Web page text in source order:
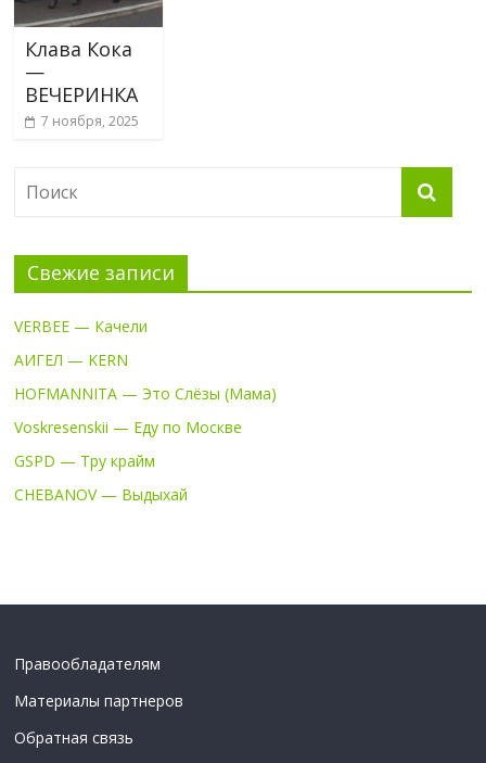
Клава Кока
—
ВЕЧЕРИНКА
7 ноября, 2025
Свежие записи
VERBEE — Качели
АИГЕЛ — KERN
HOFMANNITA — Это Слёзы (Мама)
Voskresenskii — Еду по Москве
GSPD — Тру крайм
CHEBANOV — Выдыхай
Правообладателям
Материалы партнеров
Обратная связь